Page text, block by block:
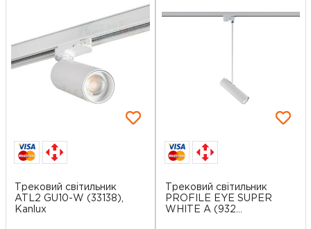
Трековий світильник
ATL2 GU10-W (33138),
Kanlux
Трековий світильник
PROFILE EYE SUPER
WHITE A (932...